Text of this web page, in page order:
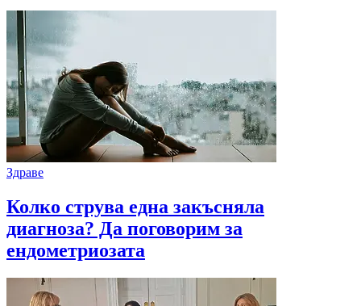
Здраве
Колко струва една закъсняла
диагноза? Да поговорим за
ендометриозата